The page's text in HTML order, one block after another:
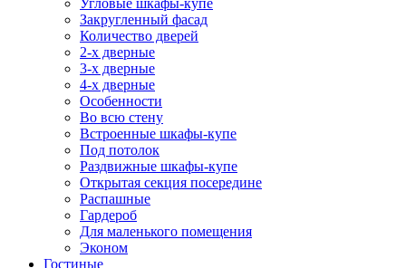
Угловые шкафы-купе
Закругленный фасад
Количество дверей
2-х дверные
3-х дверные
4-х дверные
Особенности
Во всю стену
Встроенные шкафы-купе
Под потолок
Раздвижные шкафы-купе
Открытая секция посередине
Распашные
Гардероб
Для маленького помещения
Эконом
Гостиные